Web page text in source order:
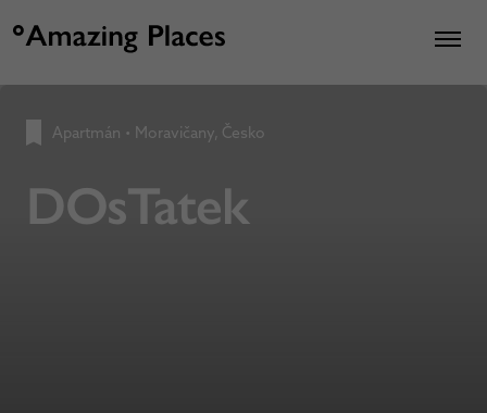
Apartmán • Moravičany, Česko
DOsTatek